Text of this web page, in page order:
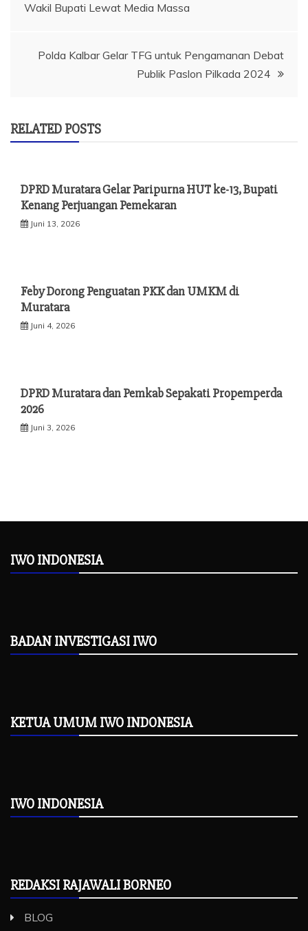
Wakil Bupati Lewat Media Massa
Polda Kalbar Gelar TFG untuk Pengamanan Debat
Publik Paslon Pilkada 2024
RELATED POSTS
DPRD Muratara Gelar Paripurna HUT ke-13, Bupati
Kenang Perjuangan Pemekaran
Juni 13, 2026
Feby Dorong Penguatan PKK dan UMKM di
Muratara
Juni 4, 2026
DPRD Muratara dan Pemkab Sepakati Propemperda
2026
Juni 3, 2026
IWO INDONESIA
BADAN INVESTIGASI IWO
KETUA UMUM IWO INDONESIA
IWO INDONESIA
REDAKSI RAJAWALI BORNEO
BLOG